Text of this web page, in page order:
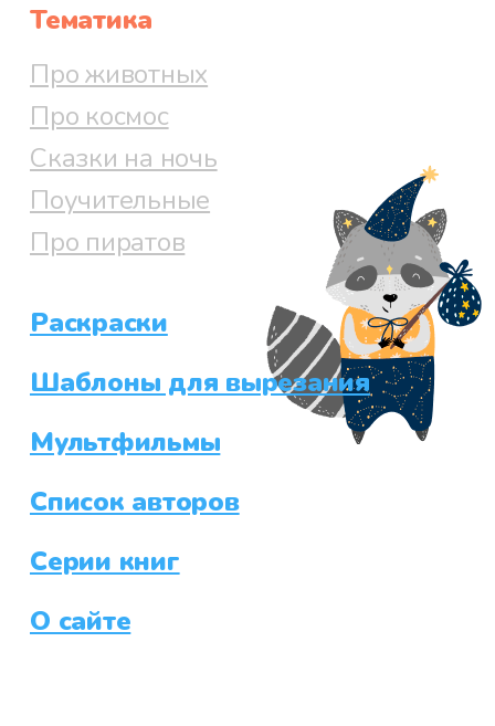
Файл 74
Тематика
Про животных
Про космос
Сказки на ночь
Поучительные
Про пиратов
Раскраски
Шаблоны для вырезания
Мультфильмы
Список авторов
Серии книг
О сайте